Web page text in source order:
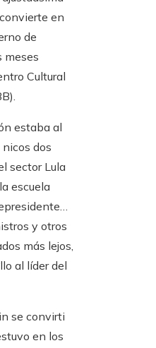
en
de
meses
Cultural
estaba al
dos
sector Lula
escuela
y otros
más lejos,
al líder del
se convirti
en los